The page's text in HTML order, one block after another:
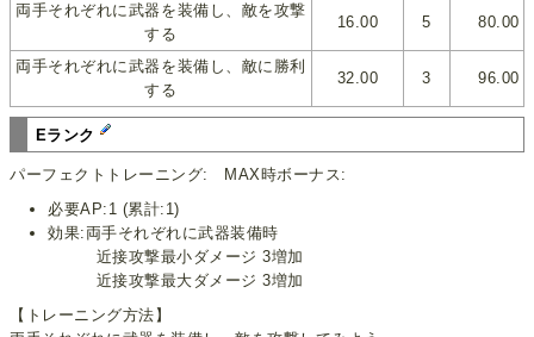
両手それぞれに武器を装備し、敵を攻撃
する
16.00 5 80.00
両手それぞれに武器を装備し、敵に勝利
する
32.00 3 96.00
Eランク
パーフェクトトレーニング: MAX時ボーナス:
必要AP:1 (累計:1)
効果:両手それぞれに武器装備時
近接攻撃最小ダメージ 3増加
近接攻撃最大ダメージ 3増加
【トレーニング方法】